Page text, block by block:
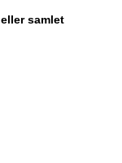
samlet